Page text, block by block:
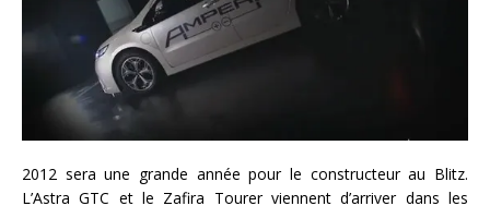
2012 sera une grande année pour le constructeur au Blitz.
L’Astra GTC et le Zafira Tourer viennent d’arriver dans les